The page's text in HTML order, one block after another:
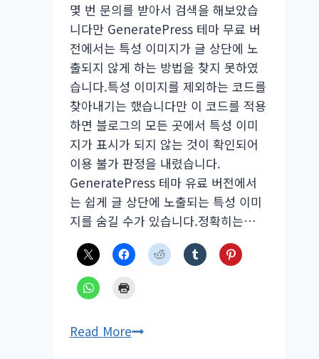
몇 번 문의를 받아서 검색을 해보았습
니다만 GeneratePress 테마 무료 버
전에서는 특성 이미지가 글 상단에 노
출되지 않게 하는 방법을 찾지 못하였
습니다.특성 이미지를 제외하는 코드를
찾아내기는 했습니다만 이 코드를 적용
하면 블로그의 모든 곳에서 특성 이미
지가 표시가 되지 않는 것이 확인되어
이용 불가 판정을 내렸습니다.
GeneratePress 테마 유료 버전에서
는 쉽게 글 상단에 노출되는 특성 이미
지를 숨길 수가 있습니다.정확히는…
Read More글